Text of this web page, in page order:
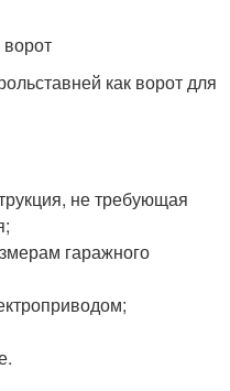
как ворот для
не требующая
гаражного